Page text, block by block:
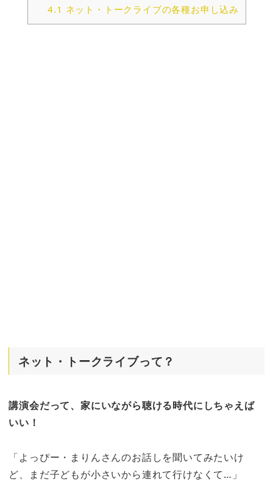
4.1 ネット・トークライブの各種お申し込み
ネット・トークライブって？
講演会だって、家にいながら聴ける時代にしちゃえば
いい！
「よっぴー・まりんさんのお話しを聞いてみたいけ
ど、まだ子どもが小さいから連れて行けなくて…」